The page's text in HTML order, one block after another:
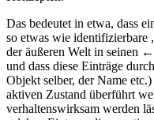
Das bedeutet in etwa, dass
so etwas wie identifizierbare
der äußeren Welt in seinen ←
und dass diese Einträge
Objekt selber, der Name
aktiven Zustand überführt
verhaltenswirksam werden